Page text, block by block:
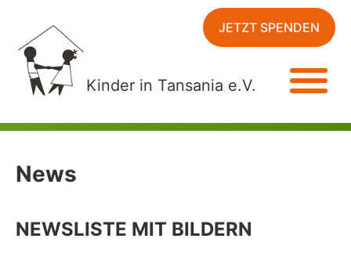
JETZT SPENDEN
Kinder in Tansania e.V.
News
NEWSLISTE MIT BILDERN